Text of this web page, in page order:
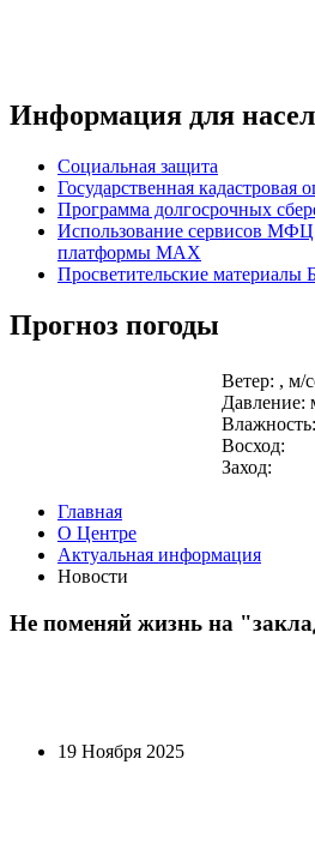
Информация для
Социальная защита
Государственная кадастровая
Программа долгосрочных
Использование сервисов
платформы MAX
Просветительские материалы
Прогноз погоды
Ветер: , м/
Давление:
Восход:
Заход:
Главная
О Центре
Актуальная информация
Новости
Не поменяй жизнь на
19 Ноября 2025